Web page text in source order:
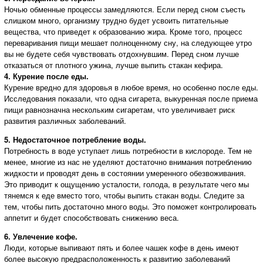
Ночью обменные процессы замедляются. Если перед сном съесть
слишком много, организму трудно будет усвоить питательные
вещества, что приведет к образованию жира. Кроме того, процесс
переваривания пищи мешает полноценному сну, на следующее утро
вы не будете себя чувствовать отдохнувшим. Перед сном лучше
отказаться от плотного ужина, лучше выпить стакан кефира.
4. Курение после еды.
Курение вредно для здоровья в любое время, но особенно после еды.
Исследования показали, что одна сигарета, выкуренная после приема
пищи равнозначна нескольким сигаретам, что увеличивает риск
развития различных заболеваний.
5. Недостаточное потребление воды.
Потребность в воде уступает лишь потребности в кислороде. Тем не
менее, многие из нас не уделяют достаточно внимания потреблению
жидкости и проводят день в состоянии умеренного обезвоживания.
Это приводит к ощущению усталости, голода, в результате чего мы
тянемся к еде вместо того, чтобы выпить стакан воды. Следите за
тем, чтобы пить достаточно много воды. Это поможет контролировать
аппетит и будет способствовать снижению веса.
6. Увлечение кофе.
Люди, которые выпивают пять и более чашек кофе в день имеют
более высокую предрасположенность к развитию заболеваний